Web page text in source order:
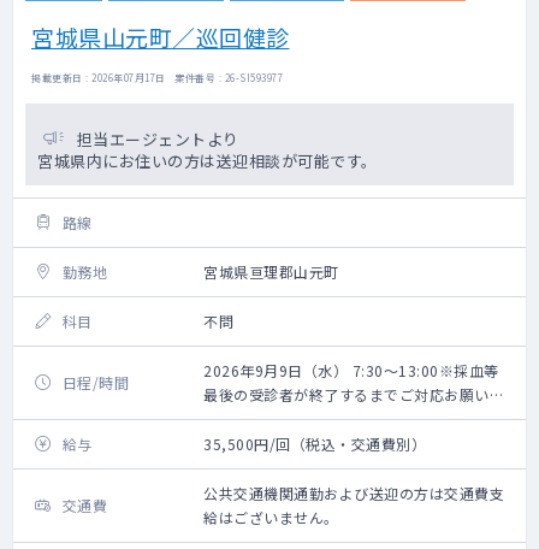
宮城県山元町／巡回健診
掲載更新日 : 2026年07月17日 案件番号 : 26-SI593977
担当エージェントより
宮城県内にお住いの方は送迎相談が可能です。
路線
勤務地 宮城県亘理郡山元町
科目 不問
日程/時間
2026年9月9日（水） 7:30～13:00※採血等
最後の受診者が終了するまでご対応お願いい
たします。
給与
35,500円/回（税込・交通費別）
交通費
公共交通機関通勤および送迎の方は交通費支
給はございません。